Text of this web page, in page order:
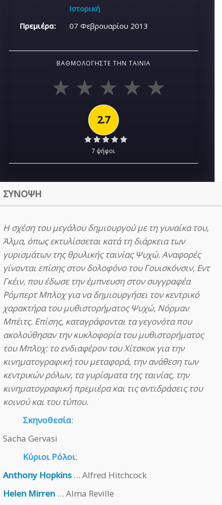
Ιστορική
Πρεμιέρα:
07 Φεβρουαρίου 2013
ΒΑΘΜΟΛΟΓΉΣΤΕ ΤΗΝ ΤΑΙΝΊΑ
2.7
7 ψήφοι
ΣΥΝΟΨΗ
Η σχέση του μεγάλου δημιουργού με τη γυναίκα του,
Άλμα, όπως εκτυλίσσεται κατά τη διάρκεια των
γυρισμάτων της θρυλικής ταινίας Ψυχώ. Αναφορές
γίνονται επίσης στον δολοφόνο του Γουισκόνσιν, Εντ
Γκέιν, που έδωσε την έμπνευση στον συγγραφέα
Ρόμπερτ Μπλοχ για να δημιουργήσει τον κεντρικό
χαρακτήρα του μυθιστορήματος Ψυχώ, Νόρμαν
Μπέιτς. Επίσης, καταγράφονται τα γεγονότα που
ακολούθησαν την κυκλοφορία του μυθιστορήματος
του Μπλοχ: το ενδιαφέρον του Χίτσκοκ για την
κινηματογραφική του μεταφορά, την ανάθεση των
κεντρικών ρόλων, τα γυρίσματα της ταινίας, την
κινηματογραφική πρεμιέρα και τις αντιδράσεις του
κοινού και του τύπου.
Σκηνοθεσία:
Sacha Gervasi
Κύριοι Ρόλοι:
Anthony Hopkins… Alfred Hitchcock
Helen Mirren … Alma Reville